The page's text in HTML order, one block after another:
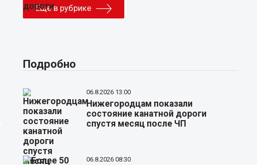
Еще в рубрике
Подробно
06.8.2026 13:00
Нижегородцам показали
состояние канатной дороги
спустя месяц после ЧП
06.8.2026 08:30